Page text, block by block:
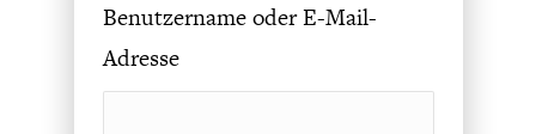
UNGLEICHHEIT UND
EUROPA
Benutzername oder E-Mail-
Adresse